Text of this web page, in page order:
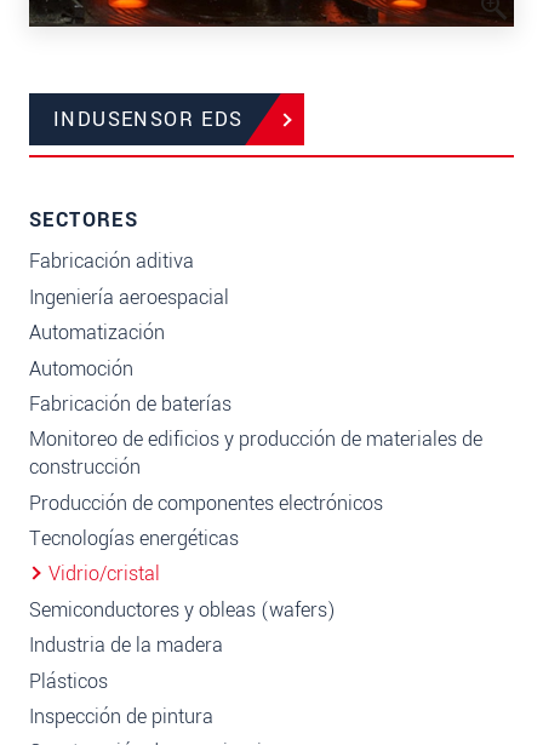
INDUSENSOR EDS
SECTORES
Fabricación aditiva
Ingeniería aeroespacial
Automatización
Automoción
Fabricación de baterías
Monitoreo de edificios y producción de materiales de
construcción
Producción de componentes electrónicos
Tecnologías energéticas
Vidrio/cristal
Semiconductores y obleas (wafers)
Industria de la madera
Plásticos
Inspección de pintura